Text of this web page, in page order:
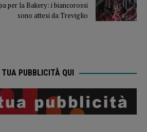
per la Bakery: i biancorossi
sono attesi da Treviglio
TUA PUBBLICITÀ QUI